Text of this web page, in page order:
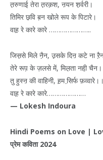
त़रुणाई तेरा त़रक़श, ऩयन श़र्वरी।
तिमिर छ़वि ब़न खोले रूप के पिटारे।
वाह़ रे कारे कारे …………………..
जिस़से मिले नै़न, उ़सके दिऩ कटे ना
तेरे रूप़ के ज़लसे में, मिल़ता नही़
तु हुस्ऩ की वाहिनी, ह़म सि़र्फ फ़व्वारे।।
वाह़ रे कारे कारे…………………
— Lokesh Indoura
Hindi Poems on Love |
प्रेम कविता2024